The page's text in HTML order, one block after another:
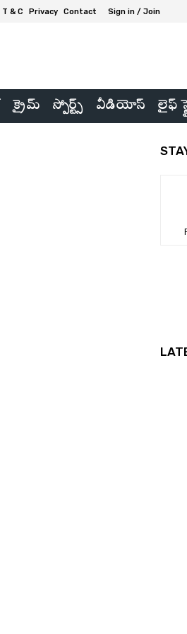
T & C Privacy Contact Sign in / Join
క్రైమ్ స్పోర్ట్స్ వీడియోస్ లైఫ్